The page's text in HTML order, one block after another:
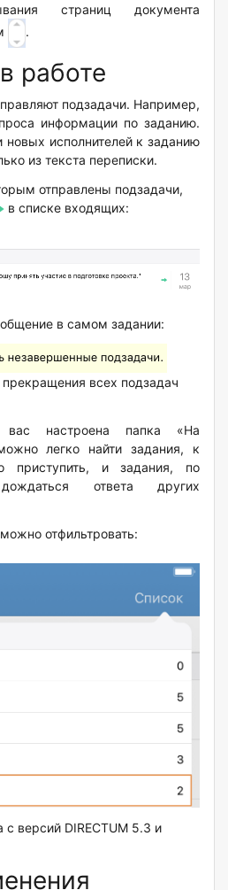
страниц документа
.
работе
подзадачи. Например,
информации по заданию.
исполнителей к заданию
из текста переписки.
отправлены подзадачи,
в списке входящих:
в самом задании:
всех подзадач
настроена папка «На
легко найти задания, к
и задания, по
ответа других
отфильтровать:
версий DIRECTUM 5.3 и